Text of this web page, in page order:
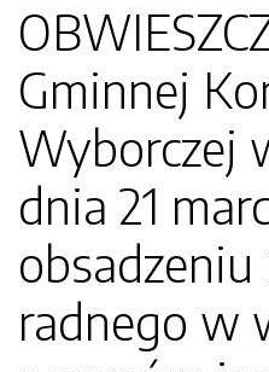
Gminnej
Wyborczej
dnia 21
radnego w